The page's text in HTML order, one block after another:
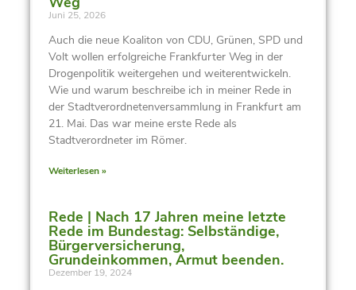
Juni 25, 2026
Auch die neue Koaliton von CDU, Grünen, SPD und
Volt wollen erfolgreiche Frankfurter Weg in der
Drogenpolitik weitergehen und weiterentwickeln.
Wie und warum beschreibe ich in meiner Rede in
der Stadtverordnetenversammlung in Frankfurt am
21. Mai. Das war meine erste Rede als
Stadtverordneter im Römer.
Weiterlesen »
Rede | Nach 17 Jahren meine letzte
Rede im Bundestag: Selbständige,
Bürgerversicherung,
Grundeinkommen, Armut beenden.
Dezember 19, 2024